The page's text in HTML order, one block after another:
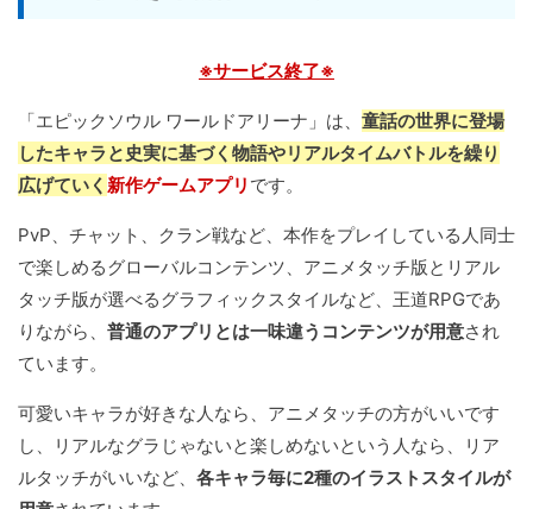
※サービス終了※
「エピックソウル ワールドアリーナ」は、 童話の世界に登場
したキャラと史実に基づく物語やリアルタイムバトルを繰り
広げていく 新作ゲームアプリ です。
PvP、チャット、クラン戦など、本作をプレイしている人同士
で楽しめるグローバルコンテンツ、アニメタッチ版とリアル
タッチ版が選べるグラフィックスタイルなど、王道RPGであ
りながら、 普通のアプリとは一味違うコンテンツが用意され
ています。
可愛いキャラが好きな人なら、アニメタッチの方がいいです
し、リアルなグラじゃないと楽しめないという人なら、リア
ルタッチがいいなど、 各キャラ毎に2種のイラストスタイルが